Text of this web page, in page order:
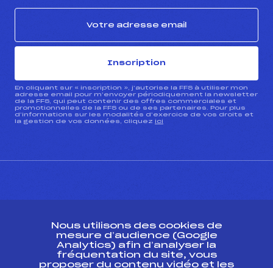
Inscription
En cliquant sur « inscription », j’autorise la FFS à utiliser mon
adresse email pour m’envoyer périodiquement la newsletter
de la FFS, qui peut contenir des offres commerciales et
promotionnelles de la FFS ou de ses partenaires. Pour plus
d’informations sur les modalités d’exercice de vos droits et
la gestion de vos données, cliquez ici
Ressources
Nous utilisons des cookies de
mesure d’audience (Google
Analytics) afin d’analyser la
fréquentation du site, vous
proposer du contenu vidéo et les